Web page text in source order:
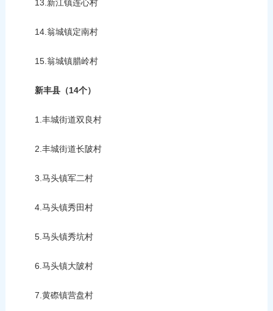
13.新江镇连心村
14.翁城镇定南村
15.翁城镇腊岭村
新丰县（14个）
1.丰城街道双良村
2.丰城街道长陂村
3.马头镇军二村
4.马头镇秀田村
5.马头镇秀坑村
6.马头镇大陂村
7.黄磜镇营盘村